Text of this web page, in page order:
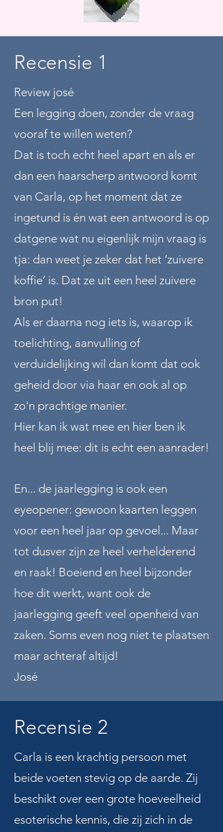
Recensie 1
Review josé
Een legging doen, zonder de vraag
vooraf te willen weten?
Dat is toch echt heel apart en als er
dan een haarscherp antwoord komt
van Carla, op het moment dat ze
ingetund is én wat een antwoord is op
datgene wat nu eigenlijk mijn vraag is
tja: dan weet je zeker dat het ‘zuivere
koffie’ is. Dat ze uit een heel zuivere
bron put!
Als er daarna nog iets is, waarop ik
toelichting, aanvulling of
verduidelijking wil dan komt dat ook
geheid door via haar en ook al op
zo'n prachtige manier.
Hier kan ik wat mee en hier ben ik
heel blij mee: dit is echt een aanrader!
En... de jaarlegging is ook een
eyeopener: gewoon kaarten leggen
voor een heel jaar op gevoel... Maar
tot dusver zijn ze heel verhelderend
en raak! Boeiend en heel bijzonder
hoe dit werkt, want ook de
jaarlegging geeft veel openheid van
zaken. Soms even nog niet te plaatsen
maar achteraf altijd!
José
Recensie 2
Carla is een krachtig persoon met
beide voeten stevig op de aarde. Zij
beschikt over een grote hoeveelheid
esoterische kennis, die zij zich in de